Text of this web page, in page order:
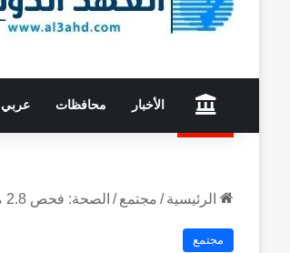
الأخبار محافظات عربي
الرئيسية / مجتمع / الصحة: فحص 2.8 مليون شاب وفتاة ضمن مبادرة «فحص المقبلين على الزواج»
مجتمع